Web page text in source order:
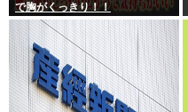
で胸がくっきり！！